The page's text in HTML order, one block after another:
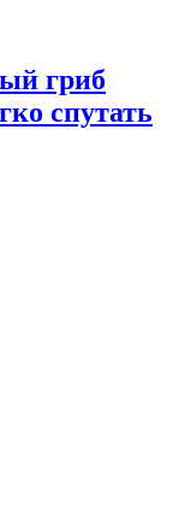
гриб
спутать